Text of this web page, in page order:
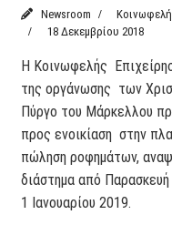
Newsroom
18 Δεκεμβρίου 2018
Η Κοινωφελής
της οργάνωσης των
Πύργο του Μάρκελλου
προς ενοικίαση στην
πώληση ροφημάτων,
διάστημα από
1 Ιανουαρίου 2019.